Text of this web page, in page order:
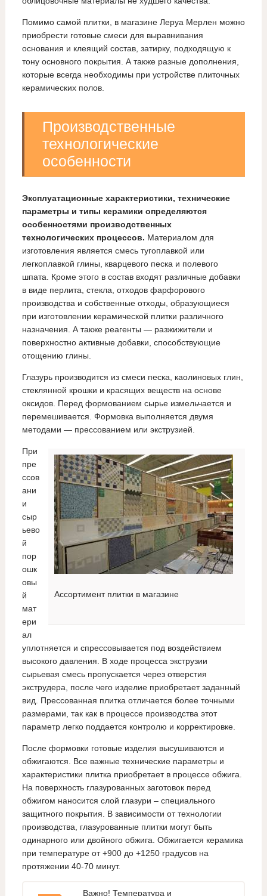
Помимо самой плитки, в магазине Леруа Мерлен можно
приобрести готовые смеси для выравнивания
основания и клеящий состав, затирку, подходящую к
тону основного покрытия. А также разные дополнения,
которые всегда необходимы при устройстве плиточных
керамических полов.
Производственные
технологические
особенности
Эксплуатационные характеристики, технические
параметры и типы керамики определяются
особенностями производственных
технологических процессов. Материалом для
изготовления является смесь тугоплавкой или
легкоплавкой глины, кварцевого песка и полевого
шпата. Кроме этого в состав входят различные добавки
в виде перлита, стекла, отходов фарфорового
производства и собственные отходы, образующиеся
при изготовлении керамической плитки различного
назначения. А также реагенты — разжижители и
поверхностно активные добавки, способствующие
отощению глины.
Глазурь производится из смеси песка, каолиновых глин,
стеклянной крошки и красящих веществ на основе
оксидов. Перед формованием сырье измельчается и
перемешивается. Формовка выполняется двумя
методами — прессованием или экструзией.
Ассортимент плитки в магазине
При
пре
ссов
ани
и
сыр
ьево
й
пор
ошк
овы
й
мат
ери
ал
уплотняется и спрессовывается под воздействием
высокого давления. В ходе процесса экструзии
сырьевая смесь пропускается через отверстия
экструдера, после чего изделие приобретает заданный
вид. Прессованная плитка отличается более точными
размерами, так как в процессе производства этот
параметр легко поддается контролю и корректировке.
После формовки готовые изделия высушиваются и
обжигаются. Все важные технические параметры и
характеристики плитка приобретает в процессе обжига.
На поверхность глазурованных заготовок перед
обжигом наносится слой глазури – специального
защитного покрытия. В зависимости от технологии
производства, глазурованные плитки могут быть
одинарного или двойного обжига. Обжигается керамика
при температуре от +900 до +1250 градусов на
протяжении 40-70 минут.
Важно! Температура и